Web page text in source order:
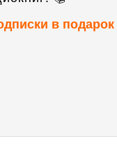
в подарок